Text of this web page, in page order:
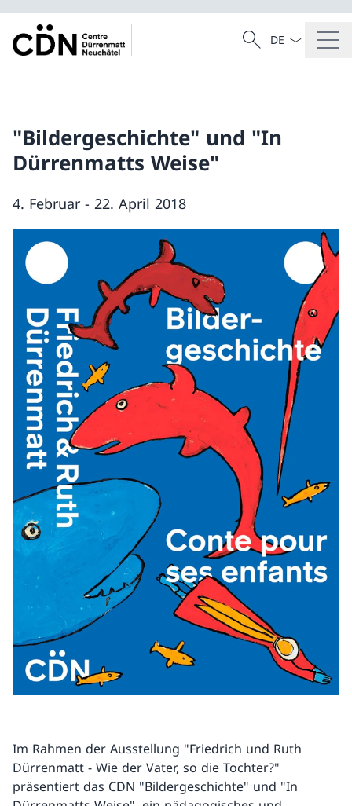
Search
Search
Language
"Bildergeschichte" und "In
Dürrenmatts Weise"
4. Februar - 22. April 2018
Im Rahmen der Ausstellung "Friedrich und Ruth
Dürrenmatt - Wie der Vater, so die Tochter?"
präsentiert das CDN "Bildergeschichte" und "In